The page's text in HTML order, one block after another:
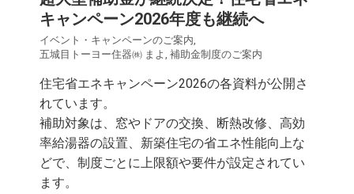
キャンペーン2026年度も継続へ
イベント・キャンペーンのご案内,
五城目トーヨー住器㈱ まよ , 補助金制度のご案内
住宅省エネキャンペーン2026の各資料が公開さ
れています。
補助対象は、窓やドアの交換、断熱改修、高効
率給湯器の設置、新築住宅の省エネ性能向上な
どで、制度ごとに上限額や要件が設定されてい
ます。